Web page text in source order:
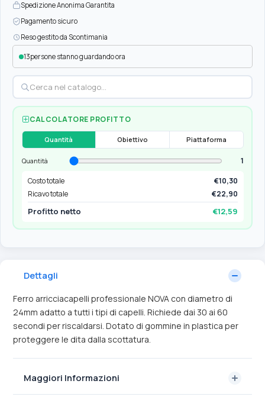
Spedizione Anonima Garantita
Pagamento sicuro
Reso gestito da Scontimania
13persone stanno guardando ora
CALCOLATORE PROFITTO
Quantità Obiettivo Piattaforma
Quantità
1
Costo totale
€10,30
Ricavo totale
€22,90
Profitto netto €12,59
Dettagli
Ferro arricciacapelli professionale NOVA con diametro di
24mm adatto a tutti i tipi di capelli. Richiede dai 30 ai 60
secondi per riscaldarsi. Dotato di gommine in plastica per
proteggere le dita dalla scottatura.
Maggiori Informazioni